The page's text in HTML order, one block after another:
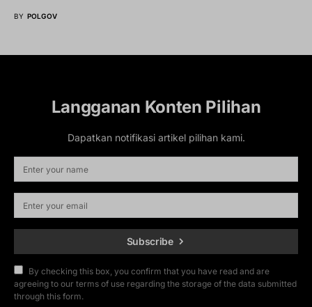
BY POLGOV
Langganan Konten Pilihan
Dapatkan notifikasi artikel pilihan kami.
Subscribe
By checking this box, you confirm that you have read and are
agreeing to our terms of use regarding the storage of the data submitted
through this form.